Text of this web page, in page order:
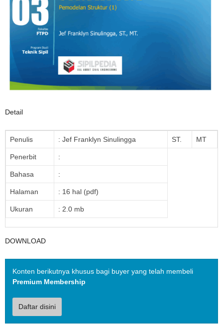
Detail
Penulis : Jef Franklyn Sinulingga ST. MT
Penerbit :
Bahasa :
Halaman : 16 hal (pdf)
Ukuran : 2.0 mb
DOWNLOAD
Konten berikutnya khusus bagi buyer yang telah membeli
Premium Membership
Daftar disini